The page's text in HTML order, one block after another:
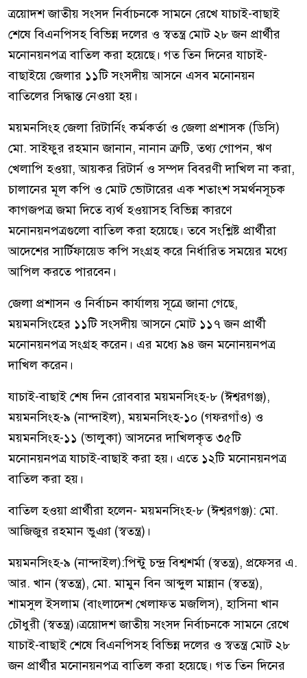
ত্রয়োদশ জাতীয় সংসদ নির্বাচনকে সামনে রেখে যাচাই-বাছাই
শেষে বিএনপিসহ বিভিন্ন দলের ও স্বতন্ত্র মোট ২৮ জন প্রার্থীর
মনোনয়নপত্র বাতিল করা হয়েছে। গত তিন দিনের যাচাই-
বাছাইয়ে জেলার ১১টি সংসদীয় আসনে এসব মনোনয়ন
বাতিলের সিদ্ধান্ত নেওয়া হয়।
ময়মনসিংহ জেলা রিটার্নিং কর্মকর্তা ও জেলা প্রশাসক (ডিসি)
মো. সাইফুর রহমান জানান, নানান ত্রুটি, তথ্য গোপন, ঋণ
খেলাপি হওয়া, আয়কর রিটার্ন ও সম্পদ বিবরণী দাখিল না করা,
চালানের মূল কপি ও মোট ভোটারের এক শতাংশ সমর্থনসূচক
কাগজপত্র জমা দিতে ব্যর্থ হওয়াসহ বিভিন্ন কারণে
মনোনয়নপত্রগুলো বাতিল করা হয়েছে। তবে সংশ্লিষ্ট প্রার্থীরা
আদেশের সার্টিফায়েড কপি সংগ্রহ করে নির্ধারিত সময়ের মধ্যে
আপিল করতে পারবেন।
জেলা প্রশাসন ও নির্বাচন কার্যালয় সূত্রে জানা গেছে,
ময়মনসিংহের ১১টি সংসদীয় আসনে মোট ১১৭ জন প্রার্থী
মনোনয়নপত্র সংগ্রহ করেন। এর মধ্যে ৯৪ জন মনোনয়নপত্র
দাখিল করেন।
যাচাই-বাছাই শেষ দিন রোববার ময়মনসিংহ-৮ (ঈশ্বরগঞ্জ),
ময়মনসিংহ-৯ (নান্দাইল), ময়মনসিংহ-১০ (গফরগাঁও) ও
ময়মনসিংহ-১১ (ভালুকা) আসনের দাখিলকৃত ৩৫টি
মনোনয়নপত্র যাচাই-বাছাই করা হয়। এতে ১২টি মনোনয়নপত্র
বাতিল করা হয়।
বাতিল হওয়া প্রার্থীরা হলেন- ময়মনসিংহ-৮ (ঈশ্বরগঞ্জ): মো.
আজিজুর রহমান ভুঞা (স্বতন্ত্র)।
ময়মনসিংহ-৯ (নান্দাইল):পিন্টু চন্দ্র বিশ্বশর্মা (স্বতন্ত্র), প্রফেসর এ.
আর. খান (স্বতন্ত্র), মো. মামুন বিন আব্দুল মান্নান (স্বতন্ত্র),
শামসুল ইসলাম (বাংলাদেশ খেলাফত মজলিস), হাসিনা খান
চৌধুরী (স্বতন্ত্র)।ত্রয়োদশ জাতীয় সংসদ নির্বাচনকে সামনে রেখে
যাচাই-বাছাই শেষে বিএনপিসহ বিভিন্ন দলের ও স্বতন্ত্র মোট ২৮
জন প্রার্থীর মনোনয়নপত্র বাতিল করা হয়েছে। গত তিন দিনের